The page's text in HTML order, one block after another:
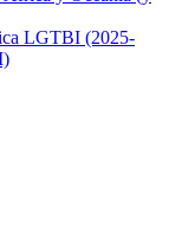
LGTBI (2025-